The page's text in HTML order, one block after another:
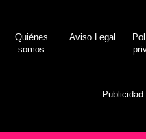
Quiénes
somos
Aviso Legal
Publicidad